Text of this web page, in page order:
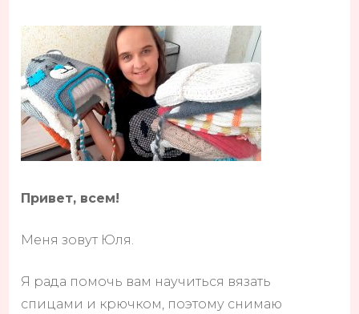
Привет, всем!
Меня зовут Юля.
Я рада помочь вам научиться вязать
спицами и крючком, поэтому снимаю